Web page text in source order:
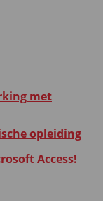
met
opleiding
Access!